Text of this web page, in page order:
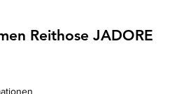
Reithose JADORE
Preis